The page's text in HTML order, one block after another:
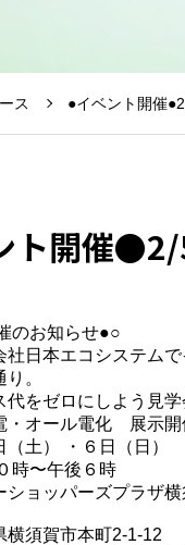
ス ●イベント開催
開催●2/
のお知らせ●○
社日本エコシステム
。
代をゼロにしよう見学
・オール電化 展示開
土） ・６日（日）
〜午後６時
ショッパーズプラ
横須賀市本町2-1-12